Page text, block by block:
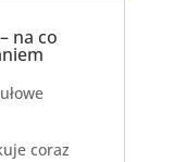
na co
coraz